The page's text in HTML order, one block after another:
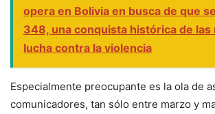
opera en Bolivia en busca de que
348, una conquista histórica de las
lucha contra la violencia
Especialmente preocupante es la ola de
comunicadores, tan sólo entre marzo y